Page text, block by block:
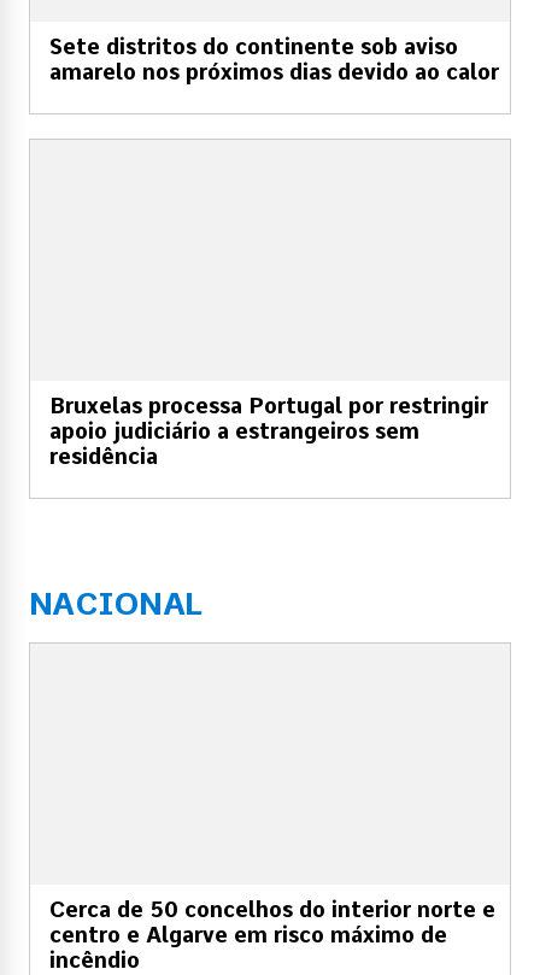
Sete distritos do continente sob aviso
amarelo nos próximos dias devido ao calor
Bruxelas processa Portugal por restringir
apoio judiciário a estrangeiros sem
residência
NACIONAL
Cerca de 50 concelhos do interior norte e
centro e Algarve em risco máximo de
incêndio